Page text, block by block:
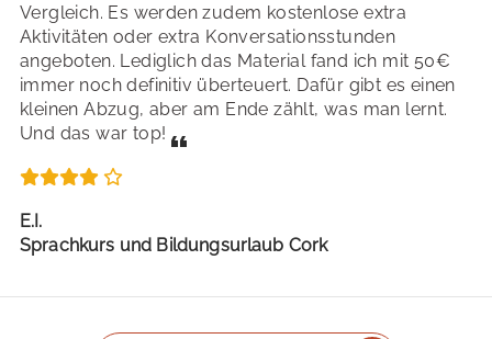
Vergleich. Es werden zudem kostenlose extra
Aktivitäten oder extra Konversationsstunden
angeboten. Lediglich das Material fand ich mit 50€
immer noch definitiv überteuert. Dafür gibt es einen
kleinen Abzug, aber am Ende zählt, was man lernt.
Und das war top!
E.I.
Sprachkurs und Bildungsurlaub Cork